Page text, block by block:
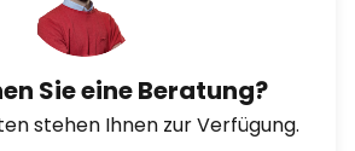
Sie eine Beratung?
stehen Ihnen zur Verfügung.